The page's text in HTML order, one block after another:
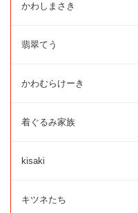
かわしまさき
翡翠てう
かわむらけーき
着ぐるみ家族
kisaki
キツネたち